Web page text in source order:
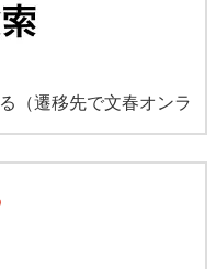
（遷移先で文春オンラ